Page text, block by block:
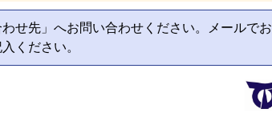
せ先」へお問い合わせください。メールでお
ください。